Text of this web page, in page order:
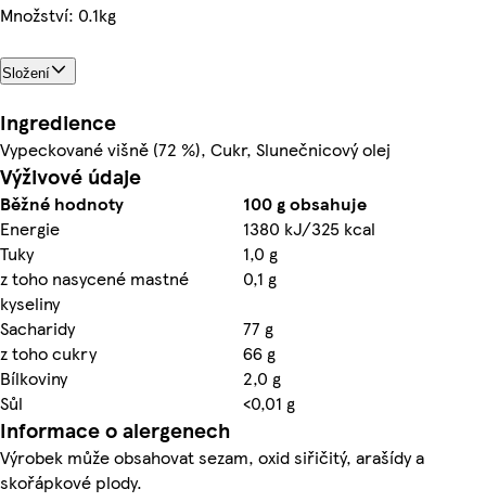
Množství: 0.1kg
Složení
Ingredience
Vypeckované višně (72 %), Cukr, Slunečnicový olej
Výživové údaje
Běžné hodnoty
100 g obsahuje
Energie
1380 kJ/325 kcal
Tuky
1,0 g
z toho nasycené mastné
kyseliny
0,1 g
Sacharidy
77 g
z toho cukry
66 g
Bílkoviny
2,0 g
Sůl
<0,01 g
Informace o alergenech
Výrobek může obsahovat sezam, oxid siřičitý, arašídy a
skořápkové plody.